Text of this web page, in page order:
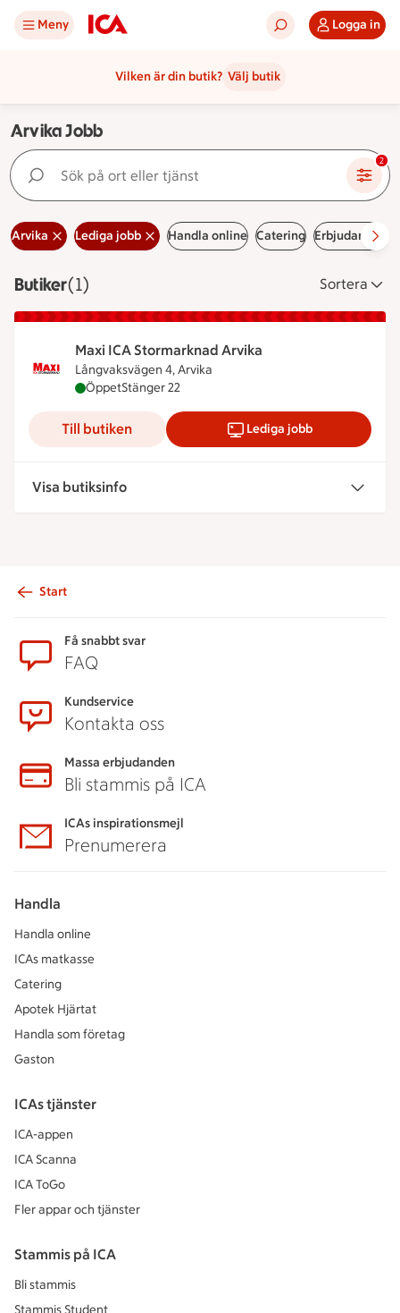
Meny Logga in
Vilken är din butik? Välj butik
Arvika Jobb
Sök på ort eller tjänst 2
Arvika Lediga jobb Handla online Catering Erbjudanden
ButikerVisar 1 stycken
(1) Sortera
Maxi ICA Stormarknad Arvika
Långvaksvägen 4, Arvika
Maxi ICA Stormarknad Arvika är öppen nu,
ÖppetStänger 22
Till butiken Lediga jobb
Visa butiksinfo
Start
Få snabbt svar
FAQ
Kundservice
Kontakta oss
Massa erbjudanden
Bli stammis på ICA
ICAs inspirationsmejl
Prenumerera
Handla
Handla online
ICAs matkasse
Catering
Apotek Hjärtat
Handla som företag
Gaston
ICAs tjänster
ICA-appen
ICA Scanna
ICA ToGo
Fler appar och tjänster
Stammis på ICA
Bli stammis
Stammis Student